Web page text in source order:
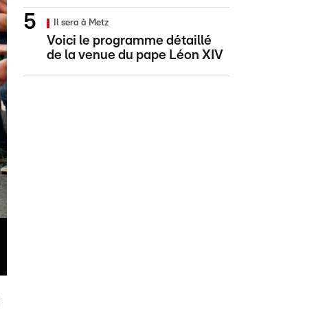
Il sera à Metz
Voici le programme détaillé
de la venue du pape Léon XIV